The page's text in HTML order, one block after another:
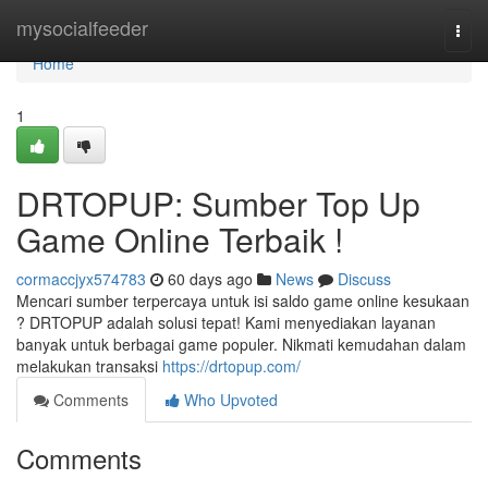
mysocialfeeder
Home
Home
1
DRTOPUP: Sumber Top Up
Game Online Terbaik !
cormaccjyx574783 60 days ago News
Discuss
Mencari sumber terpercaya untuk isi saldo game online kesukaan
? DRTOPUP adalah solusi tepat! Kami menyediakan layanan
banyak untuk berbagai game populer. Nikmati kemudahan dalam
melakukan transaksi https://drtopup.com/
Comments
Who Upvoted
Comments